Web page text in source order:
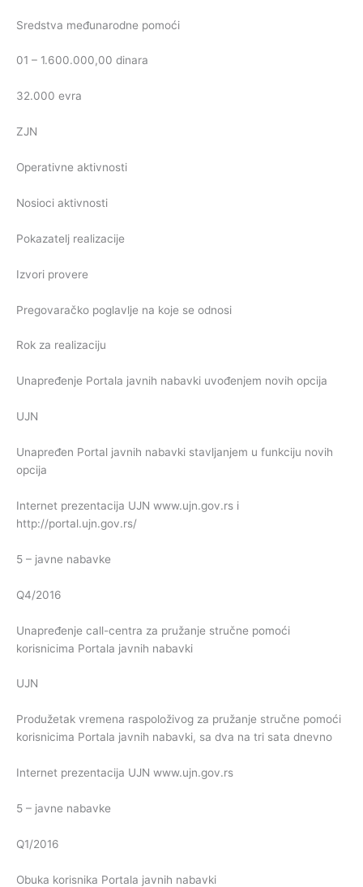
Sredstva međunarodne pomoći
01 – 1.600.000,00 dinara
32.000 evra
ZJN
Operativne aktivnosti
Nosioci aktivnosti
Pokazatelj realizacije
Izvori provere
Pregovaračko poglavlje na koje se odnosi
Rok za realizaciju
Unapređenje Portala javnih nabavki uvođenjem novih opcija
UJN
Unapređen Portal javnih nabavki stavljanjem u funkciju novih
opcija
Internet prezentacija UJN www.ujn.gov.rs i
http://portal.ujn.gov.rs/
5 – javne nabavke
Q4/2016
Unapređenje call-centra za pružanje stručne pomoći
korisnicima Portala javnih nabavki
UJN
Produžetak vremena raspoloživog za pružanje stručne pomoći
korisnicima Portala javnih nabavki, sa dva na tri sata dnevno
Internet prezentacija UJN www.ujn.gov.rs
5 – javne nabavke
Q1/2016
Obuka korisnika Portala javnih nabavki